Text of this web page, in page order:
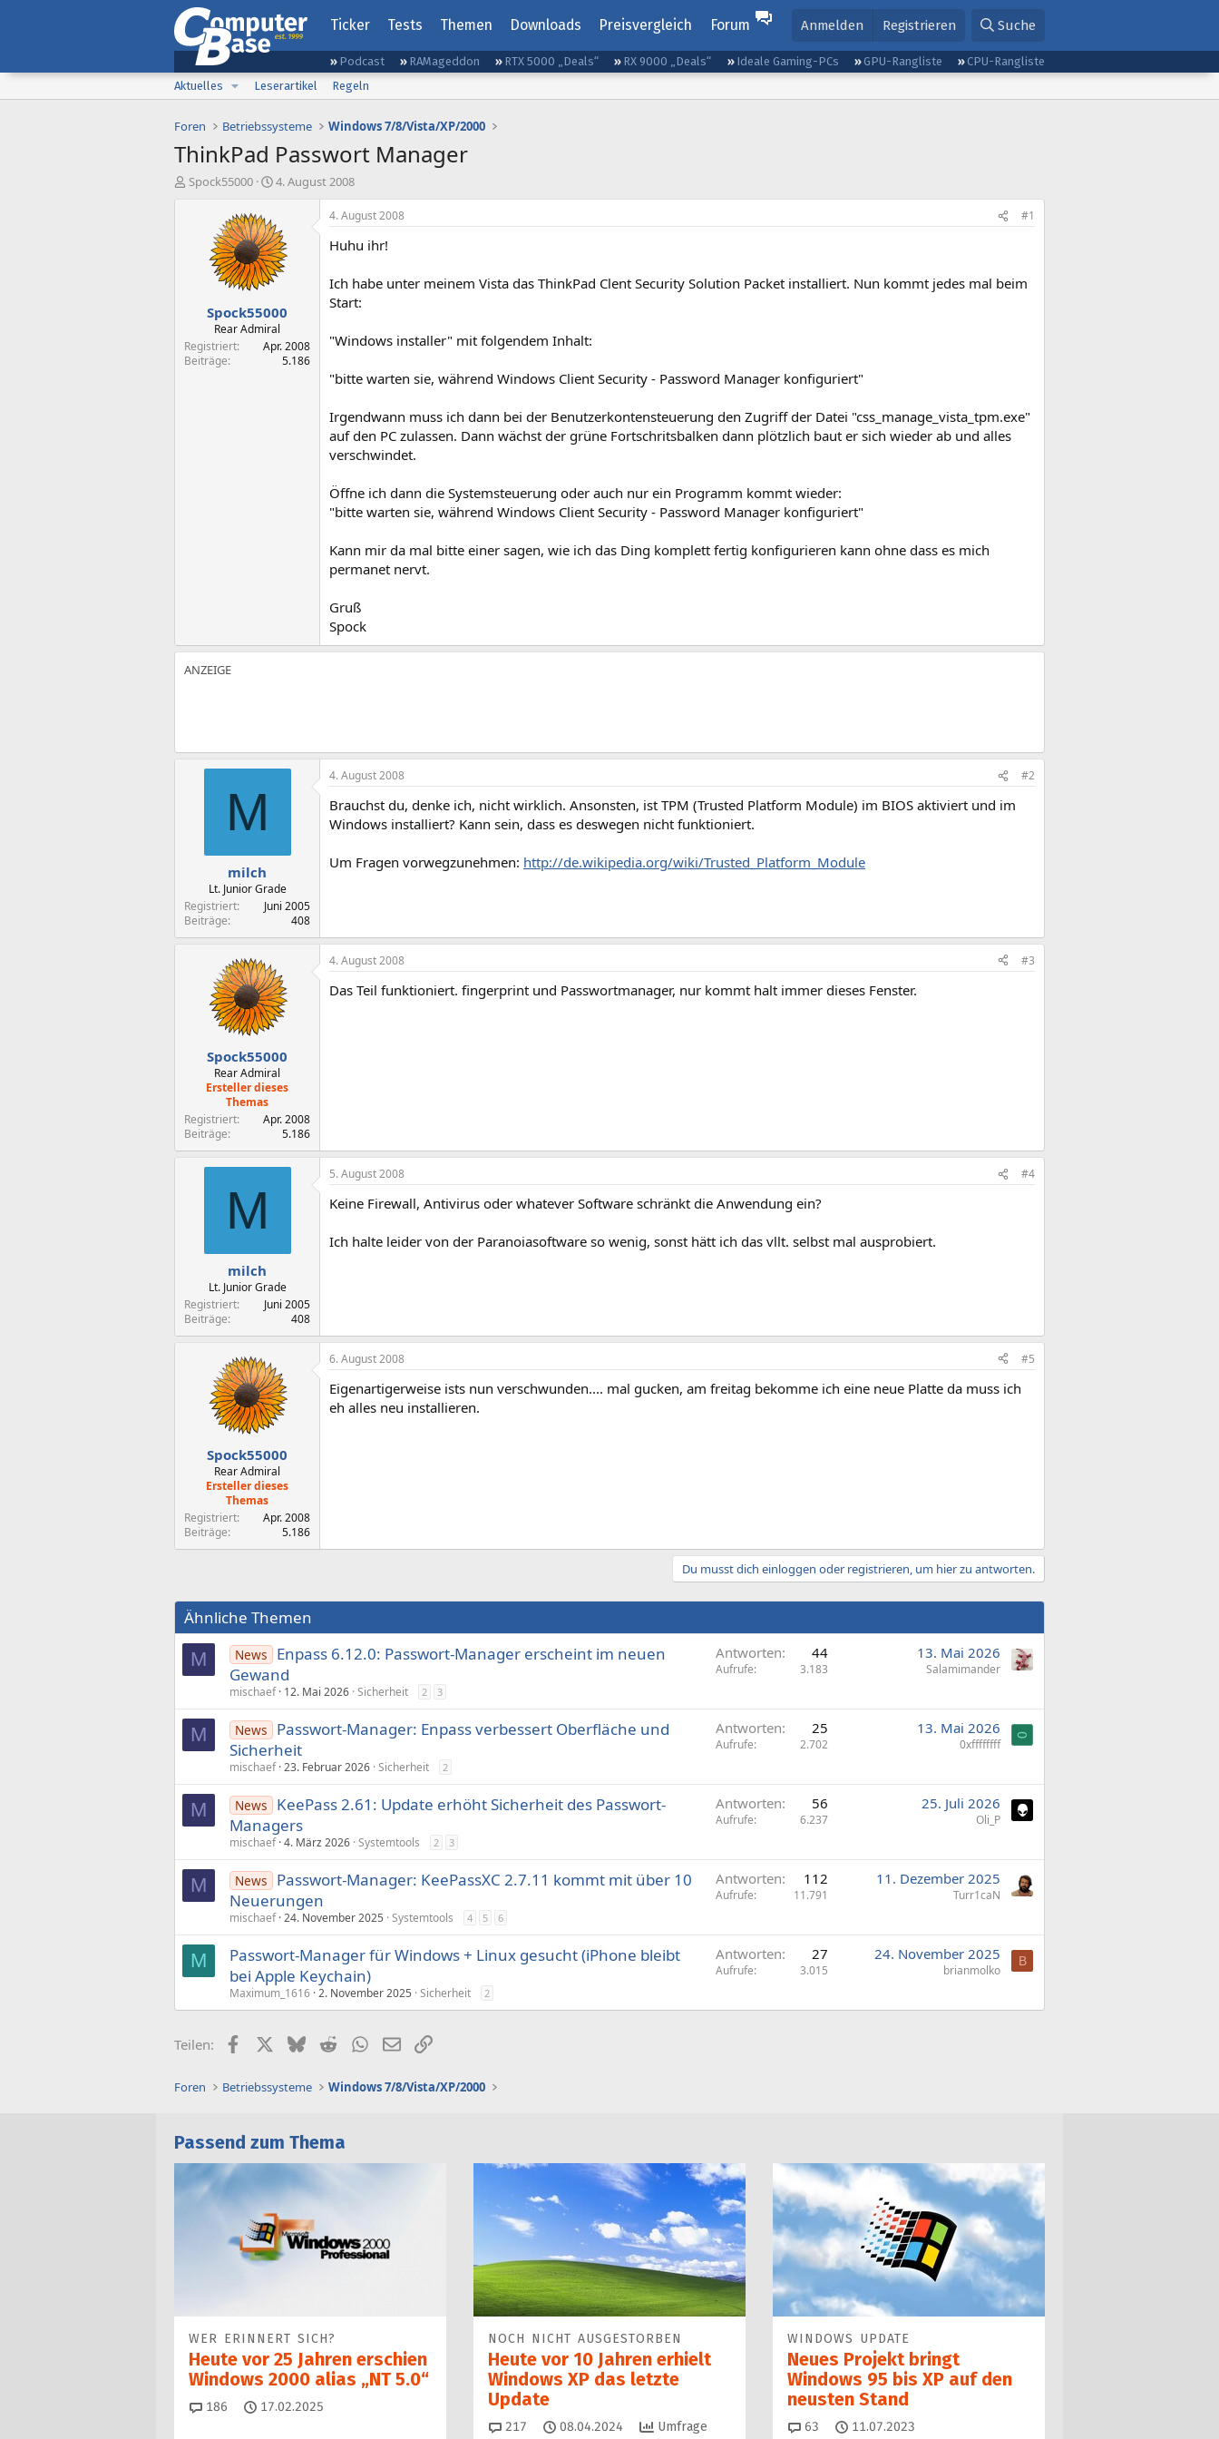
Ticker Tests Themen Downloads Preisvergleich Forum Anmelden Registrieren Suche
Podcast RAMageddon RTX 5000 „Deals“ RX 9000 „Deals“ Ideale Gaming-PCs GPU-Rangliste
CPU-Rangliste
Aktuelles
Leserartikel Regeln
Foren Betriebssysteme Windows 7/8/Vista/XP/2000
ThinkPad Passwort Manager
E
Spock55000
E
t
e
l
l
a
m
4. August 2008
Spock55000
Rear Admiral
Registriert
Apr. 2008
Beiträge
5.186
4. August 2008 #1
Huhu ihr!
Ich habe unter meinem Vista das ThinkPad Clent Security Solution Packet installiert. Nun kommt jedes mal beim
Start:
"Windows installer" mit folgendem Inhalt:
"bitte warten sie, während Windows Client Security - Password Manager konfiguriert"
Irgendwann muss ich dann bei der Benutzerkontensteuerung den Zugriff der Datei "css_manage_vista_tpm.exe"
auf den PC zulassen. Dann wächst der grüne Fortschritsbalken dann plötzlich baut er sich wieder ab und alles
verschwindet.
Öffne ich dann die Systemsteuerung oder auch nur ein Programm kommt wieder:
"bitte warten sie, während Windows Client Security - Password Manager konfiguriert"
Kann mir da mal bitte einer sagen, wie ich das Ding komplett fertig konfigurieren kann ohne dass es mich
permanet nervt.
Gruß
Spock
M
milch
Lt. Junior Grade
Registriert
Juni 2005
Beiträge
408
4. August 2008 #2
Brauchst du, denke ich, nicht wirklich. Ansonsten, ist TPM (Trusted Platform Module) im BIOS aktiviert und im
Windows installiert? Kann sein, dass es deswegen nicht funktioniert.
Um Fragen vorwegzunehmen: http://de.wikipedia.org/wiki/Trusted_Platform_Module
Spock55000
Rear Admiral
Ersteller dieses
Themas
Registriert
Apr. 2008
Beiträge
5.186
4. August 2008 #3
Das Teil funktioniert. fingerprint und Passwortmanager, nur kommt halt immer dieses Fenster.
M
milch
Lt. Junior Grade
Registriert
Juni 2005
Beiträge
408
5. August 2008 #4
Keine Firewall, Antivirus oder whatever Software schränkt die Anwendung ein?
Ich halte leider von der Paranoiasoftware so wenig, sonst hätt ich das vllt. selbst mal ausprobiert.
Spock55000
Rear Admiral
Ersteller dieses
Themas
Registriert
Apr. 2008
Beiträge
5.186
6. August 2008 #5
Eigenartigerweise ists nun verschwunden.... mal gucken, am freitag bekomme ich eine neue Platte da muss ich
eh alles neu installieren.
Du musst dich einloggen oder registrieren, um hier zu antworten.
Ähnliche Themen
M News
Enpass 6.12.0: Passwort-Manager erscheint im neuen
Gewand
mischaef 12. Mai 2026 Sicherheit 2 3
Antworten 44
Aufrufe 3.183
13. Mai 2026
Salamimander
M News
Passwort-Manager: Enpass verbessert Ober­­fläche und
Sicherheit
mischaef 23. Februar 2026 Sicherheit 2
Antworten 25
Aufrufe 2.702
13. Mai 2026
0xffffffff
M News
KeePass 2.61: Update erhöht Sicherheit des Passwort-
Managers
mischaef 4. März 2026 Systemtools 2 3
Antworten 56
Aufrufe 6.237
25. Juli 2026
Oli_P
M News
Passwort-Manager: KeePassXC 2.7.11 kommt mit über 10
Neuerungen
mischaef 24. November 2025 Systemtools 4 5 6
Antworten 112
Aufrufe 11.791
11. Dezember 2025
Turr1caN
M
Passwort-Manager für Windows + Linux gesucht (iPhone bleibt
bei Apple Keychain)
Maximum_1616 2. November 2025 Sicherheit 2
Antworten 27
Aufrufe 3.015
24. November 2025
brianmolko
B
Teilen: FacebookX (Twitter)
BlueskyRedditWhatsApp
E-MailLink
Foren Betriebssysteme Windows 7/8/Vista/XP/2000
Passend zum Thema
WER ERINNERT SICH?
Heute vor 25 Jahren erschien
Windows 2000 alias „NT 5.0“
186 Kommentare
17.02.2025
NOCH NICHT AUSGESTORBEN
Heute vor 10 Jahren erhielt
Windows XP das letzte
Update
217 Kommentare
08.04.2024 Umfrage
WINDOWS UPDATE
Neues Projekt bringt
Windows 95 bis XP auf den
neusten Stand
63 Kommentare
11.07.2023